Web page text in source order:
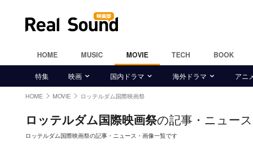
HOME MUSIC MOVIE TECH BOOK
特集 映画 国内ドラマ 海外ドラマ アニ
HOME MOVIE ロッテルダム国際映画祭
ロッテルダム国際映画祭の記事・ニュー
ロッテルダム国際映画祭の記事・ニュース・画像一覧です